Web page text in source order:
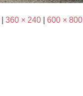
360 × 240 600 × 800